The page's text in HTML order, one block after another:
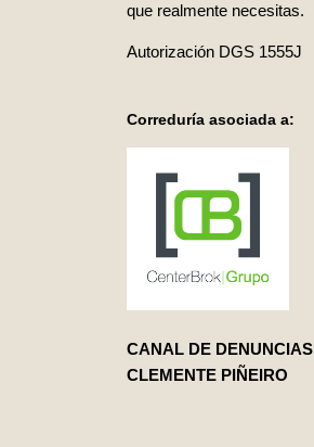
que realmente necesitas.
Autorización DGS 1555J
Correduría asociada a:
CANAL DE DENUNCIAS
CLEMENTE PIÑEIRO